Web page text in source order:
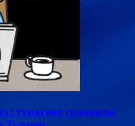
турагент сравнила